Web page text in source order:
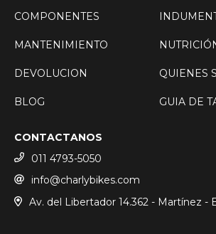
COMPONENTES
MANTENIMIENTO
DEVOLUCION QUIENES
BLOG GUIA DE
CONTACTANOS
011 4793-5050
info@charlybikes.com
Av. del Libertador 14.362 - Martínez -